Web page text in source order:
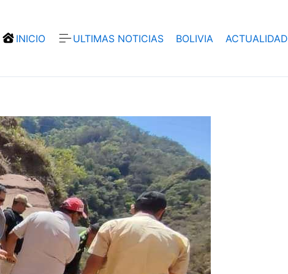
INICIO ULTIMAS NOTICIAS BOLIVIA ACTUALIDAD